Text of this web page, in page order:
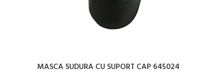
MASCA SUDURA CU SUPORT CAP 645024